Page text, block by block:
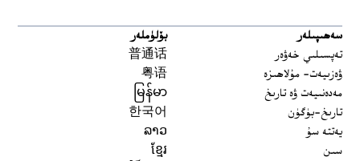
سەھىپىلەر
تەپسىلىي خەۋەر
ۋەزىيەت- مۇلاھىزە
مەدەنىيەت ۋە تارىخ
تارىخ-بۈگۈن
يەتتە سۇ
سىن
بۆلۈملەر
普通话
粤语
မြန်မာ
한국어
ລາວ
ខ្មែរ